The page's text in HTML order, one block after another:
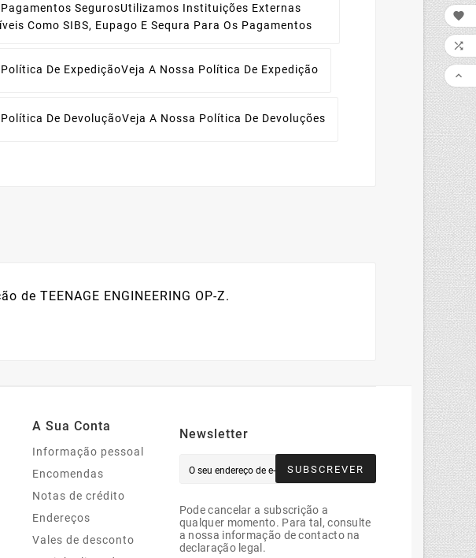
Pagamentos SegurosUtilizamos Instituições Externas
Como SIBS, Eupago E Sequra Para Os Pagamentos
Política De ExpediçãoVeja A Nossa Política De Expedição
Política De DevoluçãoVeja A Nossa Política De Devoluções
TEENAGE ENGINEERING OP-Z.
A Sua Conta
Informação pessoal
Encomendas
Notas de crédito
Endereços
Vales de desconto
Newsletter
SUBSCREVER
Pode cancelar a subscrição a
qualquer momento. Para tal, consulte
a nossa informação de contacto na
declaração legal.


